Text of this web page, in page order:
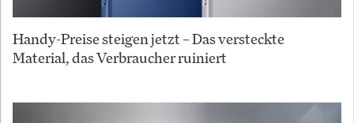
Handy-Preise steigen jetzt – Das versteckte
Material, das Verbraucher ruiniert